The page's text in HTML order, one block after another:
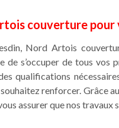
couverture pour
Nord Artois
de s’occuper de tous
qualifications
renforcer. Grâce
assurer que nos